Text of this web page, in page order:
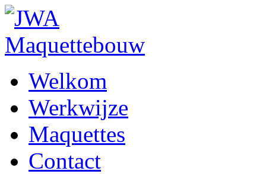
Welkom
Werkwijze
Maquettes
Contact